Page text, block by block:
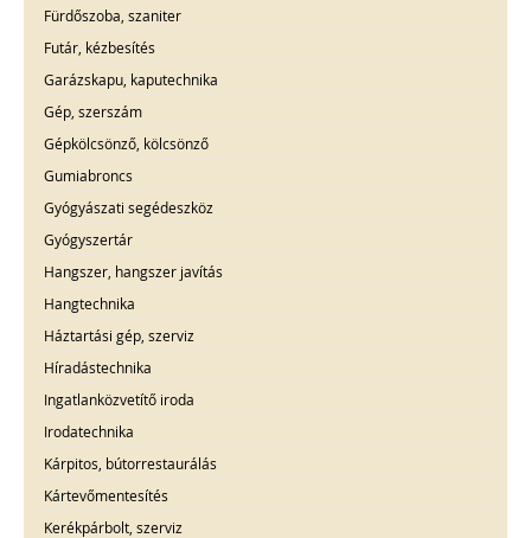
Fürdőszoba, szaniter
Futár, kézbesítés
Garázskapu, kaputechnika
Gép, szerszám
Gépkölcsönző, kölcsönző
Gumiabroncs
Gyógyászati segédeszköz
Gyógyszertár
Hangszer, hangszer javítás
Hangtechnika
Háztartási gép, szerviz
Híradástechnika
Ingatlanközvetítő iroda
Irodatechnika
Kárpitos, bútorrestaurálás
Kártevőmentesítés
Kerékpárbolt, szerviz